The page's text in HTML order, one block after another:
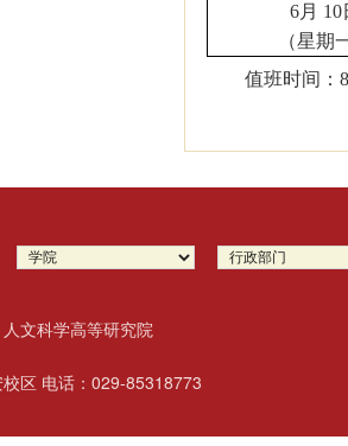
6月 10
（星期
值班时间：
文科学高等研究院
区 电话：029-85318773